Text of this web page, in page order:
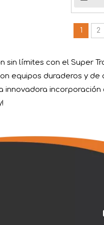
Huaxia
1 2
sin límites con el Super
equipos duraderos y de
innovadora